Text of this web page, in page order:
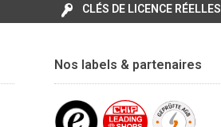
CLÉS DE LICENCE RÉELLES
Nos labels & partenaires